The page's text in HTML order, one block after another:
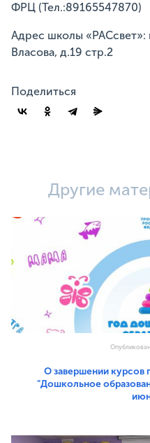
ФРЦ (Тел.:89165547870)
Адрес школы «РАСсвет»:
Власова, д.19 стр.2
Поделиться
Другие
О завершении курсов
"Дошкольное